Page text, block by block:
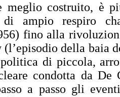
meglio costruito, è
di ampio respiro
fino alla
(l’episodio della baia
di piccola,
condotta da
a passo gli